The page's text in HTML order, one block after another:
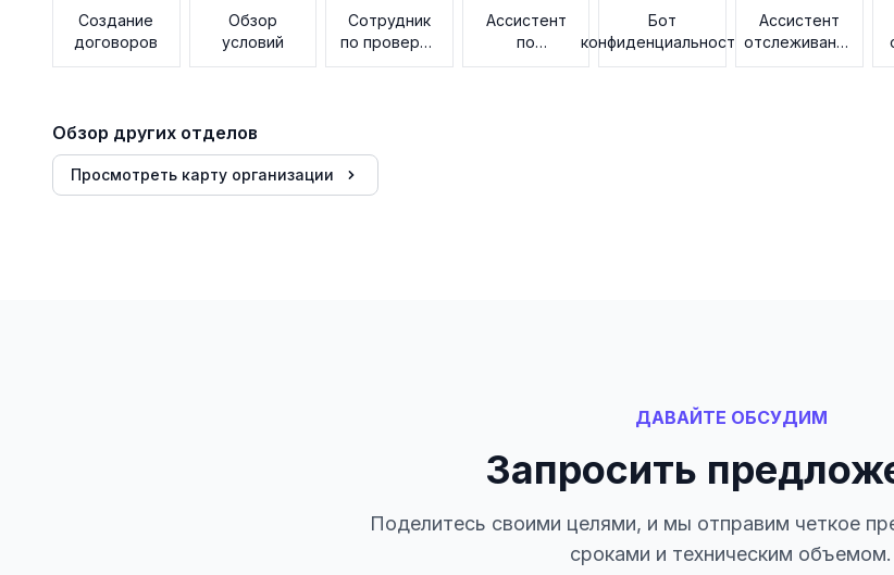
Создание
договоров
Обзор
условий
Сотрудник
по проверке
политики
Ассистент
по
редактуре
Бот
конфиденциальности
Ассистент
отслеживания
аудита
Обзор других отделов
Просмотреть карту организации
ДАВАЙТЕ ОБСУДИМ
Запросить
Поделитесь своими целями, и мы отправим четкое
сроками и техническим объемом.